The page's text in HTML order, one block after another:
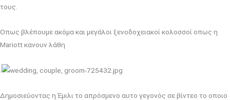
τους.
Οπως βλέπουμε ακόμα και μεγάλοι ξενοδοχειακοί κολοσσοί οπως η
Mariott κανουν λάθη
Δημοσιεύοντας η Έμιλι το απρόσμενο αυτο γεγονός σε βίντεο το οποιο